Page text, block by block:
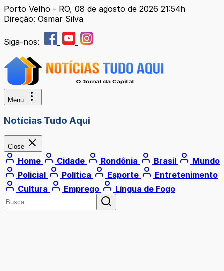
Porto Velho - RO, 08 de agosto de 2026 21:54h
Direção: Osmar Silva
Siga-nos:
Menu
Notícias Tudo Aqui
Close
Home Cidade Rondônia Brasil
Mundo
Policial
Política Esporte
Entretenimento
Cultura
Emprego Língua de Fogo